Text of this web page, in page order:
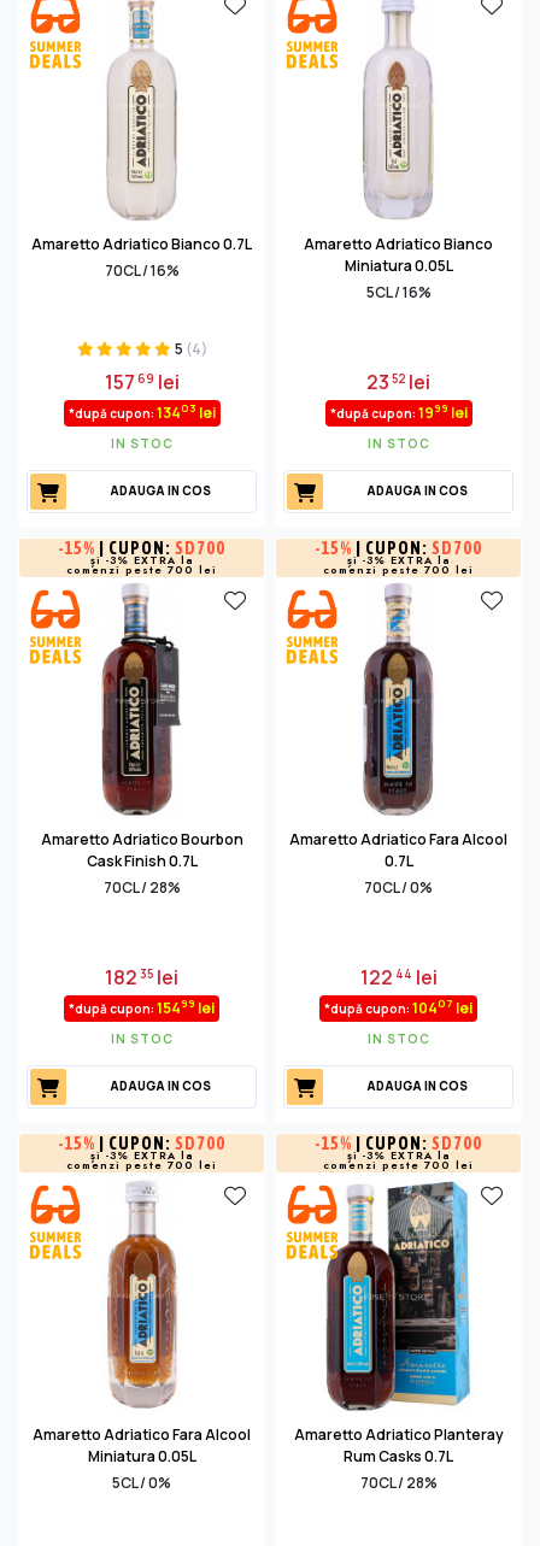
pentru totdeauna asocierea celor două cuvinte: lichior
migdale
Amaretto Adriatico Bianco 0.7L
70CL / 16%
5 (4)
15769 lei
*după cupon: 13403 lei
IN STOC
ADAUGA IN COS
Amaretto Adriatico Bianco
Miniatura 0.05L
5CL / 16%
2352 lei
*după cupon: 1999 lei
IN STOC
ADAUGA IN COS
-15% | CUPON: SD700
și -3% EXTRA la
comenzi peste 700 lei
Amaretto Adriatico Bourbon
Cask Finish 0.7L
70CL / 28%
182 35 lei
*după cupon: 15499 lei
IN STOC
ADAUGA IN COS
-15% | CUPON: SD700
și -3% EXTRA la
comenzi peste 700 lei
Amaretto Adriatico Fara Alcool
0.7L
70CL / 0%
122 44 lei
*după cupon: 10407 lei
IN STOC
ADAUGA IN COS
-15% | CUPON: SD700
și -3% EXTRA la
comenzi peste 700 lei
Amaretto Adriatico Fara Alcool
Miniatura 0.05L
5CL / 0%
-15% | CUPON: SD700
și -3% EXTRA la
comenzi peste 700 lei
Amaretto Adriatico Planteray
Rum Casks 0.7L
70CL / 28%